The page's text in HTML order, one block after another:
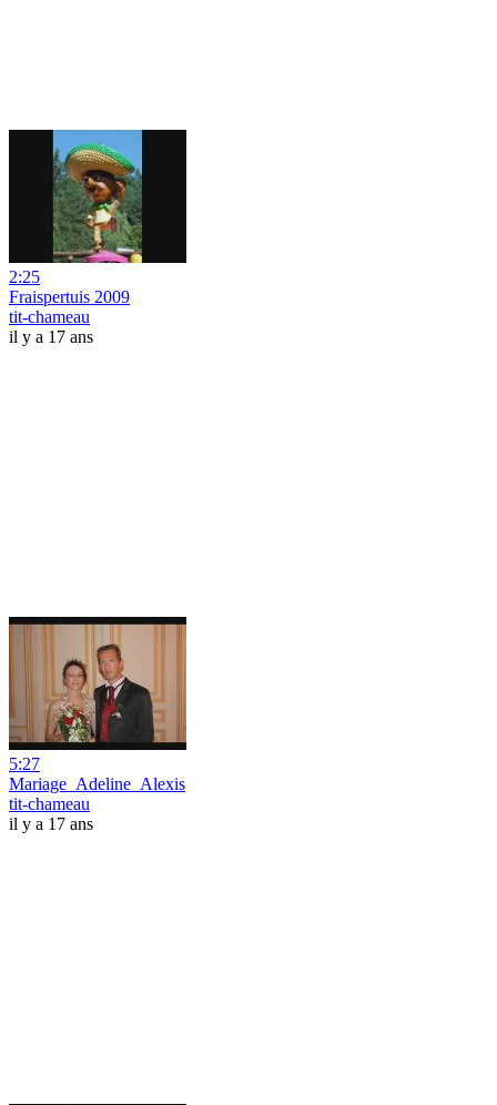
2:25
Fraispertuis 2009
tit-chameau
il y a 17 ans
5:27
Mariage_Adeline_Alexis
tit-chameau
il y a 17 ans